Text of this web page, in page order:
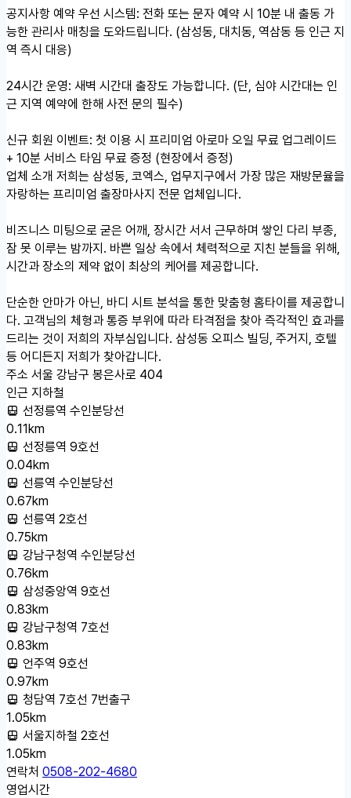
공지사항예약 우선 시스템: 전화 또는 문자 예약 시 10분 내 출동 가
능한 관리사 매칭을 도와드립니다. (삼성동, 대치동, 역삼동 등 인근 지
역 즉시 대응)
24시간 운영: 새벽 시간대 출장도 가능합니다. (단, 심야 시간대는 인
근 지역 예약에 한해 사전 문의 필수)
신규 회원 이벤트: 첫 이용 시 프리미엄 아로마 오일 무료 업그레이드
+ 10분 서비스 타임 무료 증정 (현장에서 증정)
업체 소개 저희는 삼성동, 코엑스, 업무지구에서 가장 많은 재방문율을
자랑하는 프리미엄 출장마사지 전문 업체입니다.
비즈니스 미팅으로 굳은 어깨, 장시간 서서 근무하며 쌓인 다리 부종,
잠 못 이루는 밤까지. 바쁜 일상 속에서 체력적으로 지친 분들을 위해,
시간과 장소의 제약 없이 최상의 케어를 제공합니다.
단순한 안마가 아닌, 바디 시트 분석을 통한 맞춤형 홈타이를 제공합니
다. 고객님의 체형과 통증 부위에 따라 타격점을 찾아 즉각적인 효과를
드리는 것이 저희의 자부심입니다. 삼성동 오피스 빌딩, 주거지, 호텔
등 어디든지 저희가 찾아갑니다.
주소 서울 강남구 봉은사로 404
인근 지하철
선정릉역 수인분당선
0.11km
선정릉역 9호선
0.04km
선릉역 수인분당선
0.67km
선릉역 2호선
0.75km
강남구청역 수인분당선
0.76km
삼성중앙역 9호선
0.83km
강남구청역 7호선
0.83km
언주역 9호선
0.97km
청담역 7호선 7번출구
1.05km
서울지하철 2호선
1.05km
연락처 0508-202-4680
영업시간